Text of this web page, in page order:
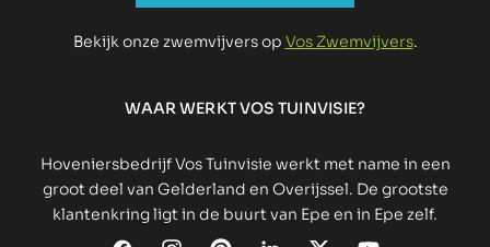
Bekijk onze zwemvijvers op Vos Zwemvijvers.
WAAR WERKT VOS TUINVISIE?
Hoveniersbedrijf Vos Tuinvisie werkt met name in een
groot deel van Gelderland en Overijssel. De grootste
klantenkring ligt in de buurt van Epe en in Epe zelf.